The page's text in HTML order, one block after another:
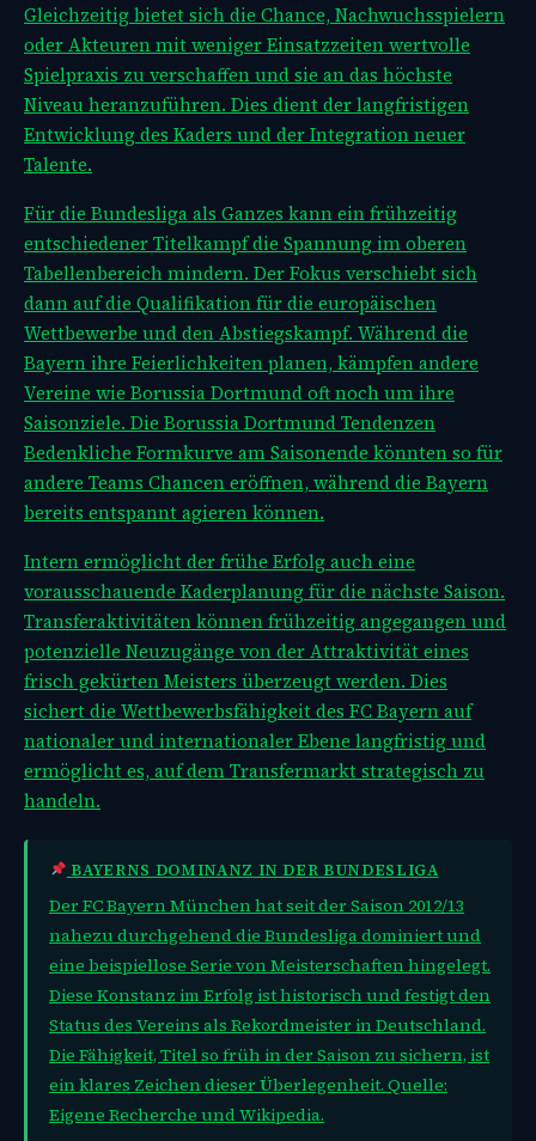
Gleichzeitig bietet sich die Chance, Nachwuchsspielern
oder Akteuren mit weniger Einsatzzeiten wertvolle
Spielpraxis zu verschaffen und sie an das höchste
Niveau heranzuführen. Dies dient der langfristigen
Entwicklung des Kaders und der Integration neuer
Talente.
Für die Bundesliga als Ganzes kann ein frühzeitig
entschiedener Titelkampf die Spannung im oberen
Tabellenbereich mindern. Der Fokus verschiebt sich
dann auf die Qualifikation für die europäischen
Wettbewerbe und den Abstiegskampf. Während die
Bayern ihre Feierlichkeiten planen, kämpfen andere
Vereine wie Borussia Dortmund oft noch um ihre
Saisonziele. Die Borussia Dortmund Tendenzen
Bedenkliche Formkurve am Saisonende könnten so für
andere Teams Chancen eröffnen, während die Bayern
bereits entspannt agieren können.
Intern ermöglicht der frühe Erfolg auch eine
vorausschauende Kaderplanung für die nächste Saison.
Transferaktivitäten können frühzeitig angegangen und
potenzielle Neuzugänge von der Attraktivität eines
frisch gekürten Meisters überzeugt werden. Dies
sichert die Wettbewerbsfähigkeit des FC Bayern auf
nationaler und internationaler Ebene langfristig und
ermöglicht es, auf dem Transfermarkt strategisch zu
handeln.
BAYERNS DOMINANZ IN DER BUNDESLIGA
Der FC Bayern München hat seit der Saison 2012/13
nahezu durchgehend die Bundesliga dominiert und
eine beispiellose Serie von Meisterschaften hingelegt.
Diese Konstanz im Erfolg ist historisch und festigt den
Status des Vereins als Rekordmeister in Deutschland.
Die Fähigkeit, Titel so früh in der Saison zu sichern, ist
ein klares Zeichen dieser Überlegenheit. Quelle:
Eigene Recherche undWikipedia.